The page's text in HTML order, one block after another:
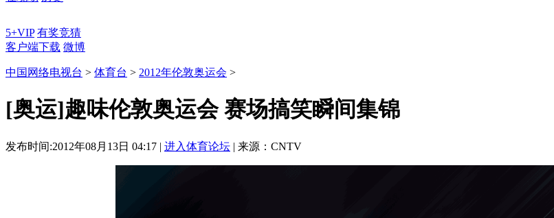
5+VIP 有奖竞猜
客户端下载 微博
中国网络电视台 > 体育台 > 2012年伦敦奥运会 >
[奥运]趣味伦敦奥运会 赛场搞笑瞬间集锦
发布时间:2012年08月13日 04:17 | 进入体育论坛 | 来源：CNTV